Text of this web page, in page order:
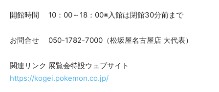
開館時間 10：00～18：00※入館は閉館30分前まで
お問合せ 050-1782-7000（松坂屋名古屋店 大代表）
関連リンク 展覧会特設ウェブサイト
https://kogei.pokemon.co.jp/